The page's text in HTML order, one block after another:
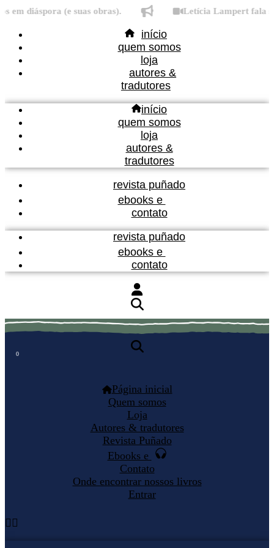
Ir
conteúdo
diáspora (e suas obras). Letícia Lampert fala
início
quem somos
loja
autores &
tradutores
início
quem somos
loja
autores &
tradutores
revista puñado
ebooks e
contato
revista puñado
ebooks e
contato
0
Página inicial
Quem somos
Loja
Autores & tradutores
Revista Puñado
Ebooks e
Contato
Onde encontrar nossos livros
Entrar